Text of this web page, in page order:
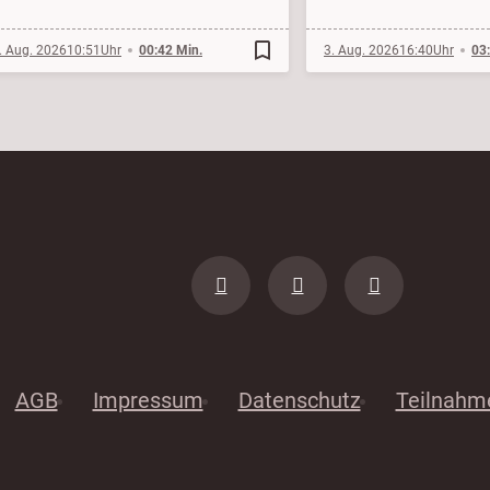
Aug. 202610:51 00:42 Min. bookmark_border 3. Aug. 202616:40
AGB Impressum Datenschutz